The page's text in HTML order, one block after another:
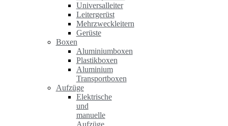
Universalleiter
Leitergerüst
Mehrzweckleitern
Gerüste
Boxen
Aluminiumboxen
Plastikboxen
Aluminium
Transportboxen
Aufzüge
Elektrische
und
manuelle